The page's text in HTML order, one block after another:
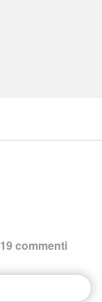
19 commenti